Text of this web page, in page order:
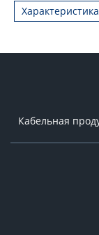
Кабельная